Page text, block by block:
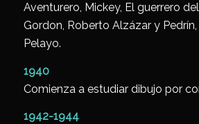
Aventurero, Mickey, El guerrero
Gordon, Roberto Alzázar y
Pelayo.
1940
Comienza a estudiar dibujo por
1942-1944